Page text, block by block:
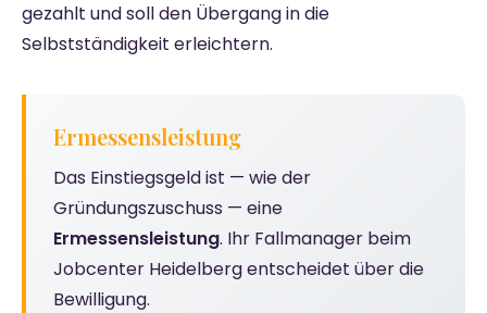
gezahlt und soll den Übergang in die
Selbstständigkeit erleichtern.
Ermessensleistung
Das Einstiegsgeld ist — wie der
Gründungszuschuss — eine
Ermessensleistung. Ihr Fallmanager beim
Jobcenter Heidelberg entscheidet über die
Bewilligung.